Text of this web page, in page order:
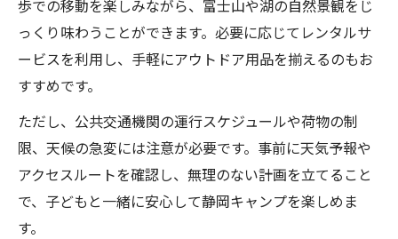
歩での移動を楽しみながら、富士山や湖の自然景観をじ
っくり味わうことができます。必要に応じてレンタルサ
ービスを利用し、手軽にアウトドア用品を揃えるのもお
すすめです。
ただし、公共交通機関の運行スケジュールや荷物の制
限、天候の急変には注意が必要です。事前に天気予報や
アクセスルートを確認し、無理のない計画を立てること
で、子どもと一緒に安心して静岡キャンプを楽しめま
す。